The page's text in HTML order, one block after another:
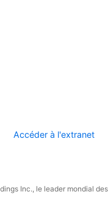
Accéder à l'extranet
Inc., le leader mondial